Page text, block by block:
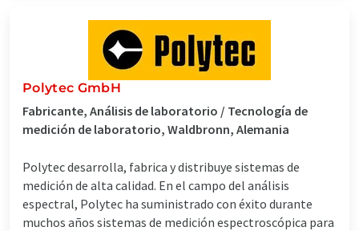
Polytec GmbH
Fabricante, Análisis de laboratorio / Tecnología de
medición de laboratorio, Waldbronn, Alemania
Polytec desarrolla, fabrica y distribuye sistemas de
medición de alta calidad. En el campo del análisis
espectral, Polytec ha suministrado con éxito durante
muchos años sistemas de medición espectroscópica para